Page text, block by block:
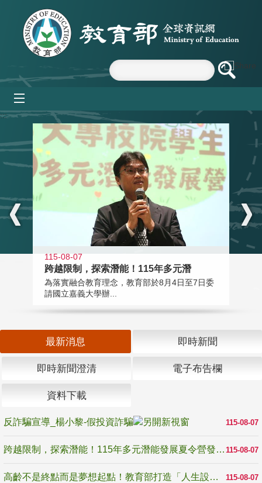
跳到主要內容區塊
:::
115-08-07
跨越限制，探索潛能！115年多元潛
為落實融合教育理念，教育部於8月4日至7日委
請國立嘉義大學辦...
最新消息 即時新聞
即時新聞澄清 電子布告欄
資料下載
115-08-07
反詐騙宣導_楊小黎-假投資詐騙
115-08-07
跨越限制，探索潛能！115年多元潛能發展夏令營發掘生命無限可能
115-08-07
高齡不是終點而是夢想起點！教育部打造「人生設計夢工場」 參展第3屆高齡健康產業博覽會